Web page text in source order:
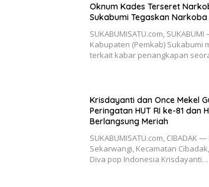
Oknum Kades Terseret
Sukabumi Tegaskan
SUKABUMISATU.com,
Kabupaten (Pemkab) Sukabumi
terkait kabar penangkapan
Krisdayanti dan Once Mekel
Peringatan HUT RI ke-81 dan
Berlangsung Meriah
SUKABUMISATU.com, CIBADAK
Sekarwangi, Kecamatan
Diva pop Indonesia Krisdayanti…